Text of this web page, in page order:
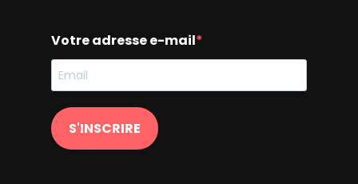
Votre adresse e-mail
S'INSCRIRE